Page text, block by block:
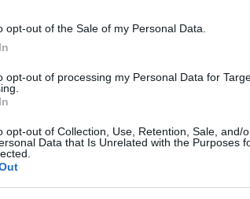
opt-out of the Sale of my Personal Data.
opt-out of processing my Personal Data for
opt-out of Collection, Use, Retention, Sale, and/
Data that Is Unrelated with the Purposes
στη φάση ολοκλήρωσης γύρου
με επικεφαλής το επενδυτικό
και αμυντικές νεοφυείς